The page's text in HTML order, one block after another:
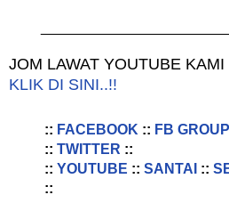
JOM LAWAT YOUTUBE
KLIK DI SINI..!!
:: FACEBOOK :: FB
:: TWITTER ::
:: YOUTUBE :: SANTAI ::
::